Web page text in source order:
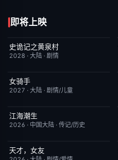
即将上映
6月23日更新
史诡记之黄泉村
2028 · 大陆 · 剧情
7月15日更新
女骑手
2027 · 大陆 · 剧情/儿童
更新至第28集
江海潮生
2026 · 中国大陆 · 传记/历史
更新至第18集
天才，女友